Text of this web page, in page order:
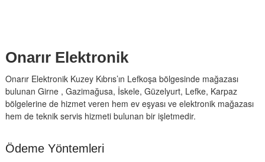
Onarır Elektronik
Onarır Elektronik Kuzey Kıbrıs’ın Lefkoşa bölgesinde mağazası
bulunan Girne , Gazimağusa, İskele, Güzelyurt, Lefke, Karpaz
bölgelerine de hizmet veren hem ev eşyası ve elektronik mağazası
hem de teknik servis hizmeti bulunan bir işletmedir.
Ödeme Yöntemleri